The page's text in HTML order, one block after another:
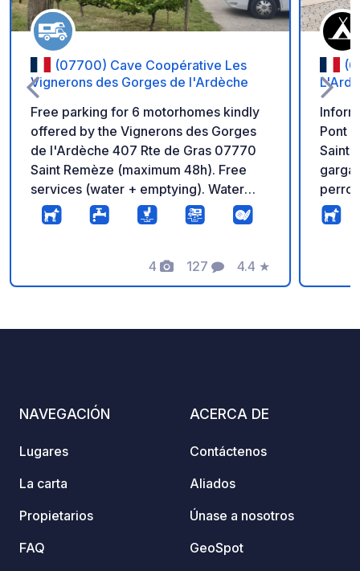
(07700) Cave Coopérative Les
Vignerons des Gorges de l'Ardèche
Free parking for 6 motorhomes kindly
offered by the Vignerons des Gorges
de l'Ardèche 407 Rte de Gras 07770
Saint Remèze (maximum 48h). Free
services (water + emptying). Water
available from 15/3 to 15/11.
4
Fotos
127
Comentarios
4.4
Calificación
★
Información
Pont
Saint
NAVEGACIÓN
Lugares
La carta
Propietarios
FAQ
ACERCA DE
Contáctenos
Aliados
Únase a nosotros
GeoSpot